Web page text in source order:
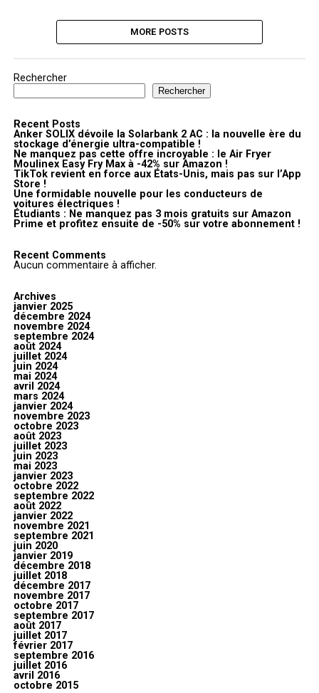
MORE POSTS
Rechercher
Rechercher
Recent Posts
Anker SOLIX dévoile la Solarbank 2 AC : la nouvelle ère du
stockage d’énergie ultra-compatible !
Ne manquez pas cette offre incroyable : le Air Fryer
Moulinex Easy Fry Max à -42% sur Amazon !
TikTok revient en force aux États-Unis, mais pas sur l’App
Store !
Une formidable nouvelle pour les conducteurs de
voitures électriques !
Étudiants : Ne manquez pas 3 mois gratuits sur Amazon
Prime et profitez ensuite de -50% sur votre abonnement !
Recent Comments
Aucun commentaire à afficher.
Archives
janvier 2025
décembre 2024
novembre 2024
septembre 2024
août 2024
juillet 2024
juin 2024
mai 2024
avril 2024
mars 2024
janvier 2024
novembre 2023
octobre 2023
août 2023
juillet 2023
juin 2023
mai 2023
janvier 2023
octobre 2022
septembre 2022
août 2022
janvier 2022
novembre 2021
septembre 2021
juin 2020
janvier 2019
décembre 2018
juillet 2018
décembre 2017
novembre 2017
octobre 2017
septembre 2017
août 2017
juillet 2017
février 2017
septembre 2016
juillet 2016
avril 2016
octobre 2015